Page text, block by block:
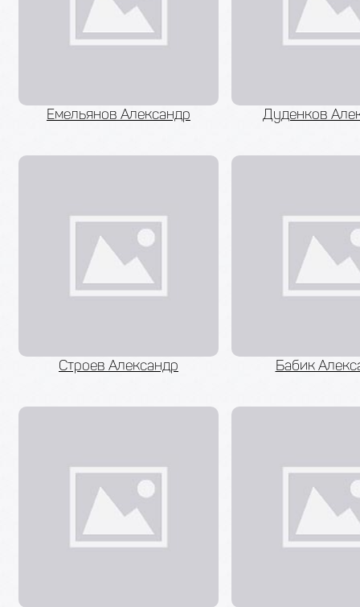
Емельянов Александр Дуденков
Строев Александр Бабик